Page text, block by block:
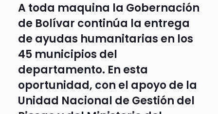
A toda maquina la Gobernación
de Bolívar continúa la entrega
de ayudas humanitarias en los
45 municipios del
departamento. En esta
oportunidad, con el apoyo de la
Unidad Nacional de Gestión del